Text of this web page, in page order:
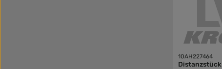
10AH227464
Distanzstück